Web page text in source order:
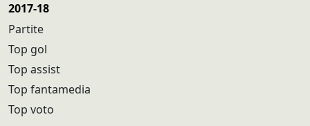
2017-18
Partite
Top gol
Top assist
Top fantamedia
Top voto